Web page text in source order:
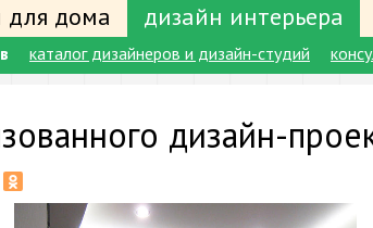
для дома дизайн интерьера
каталог дизайнеров и дизайн-студий
дизайн-